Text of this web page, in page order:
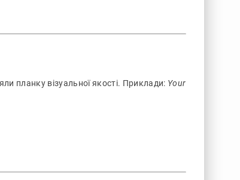
планку візуальної якості. Приклади: Your